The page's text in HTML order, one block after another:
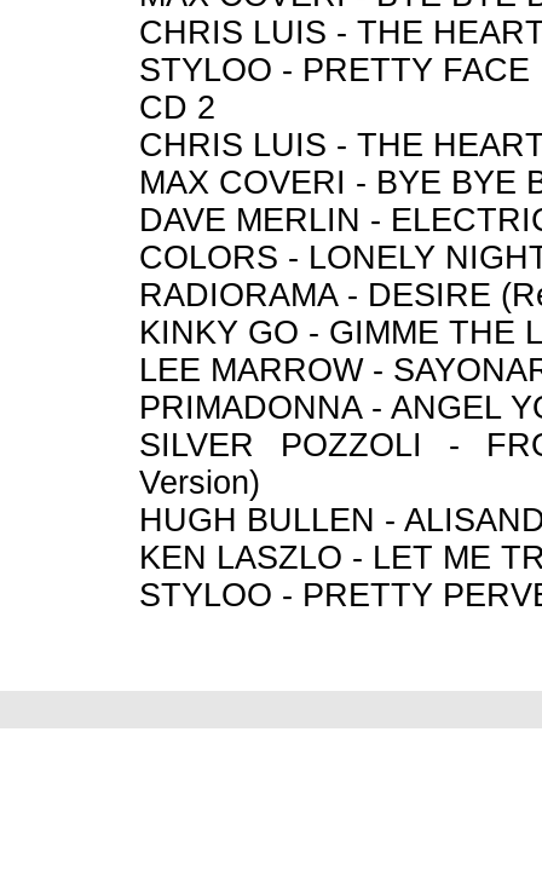
CHRIS LUIS - THE
STYLOO - PRETTY FACE
CD 2
CHRIS LUIS - THE
MAX COVERI - BYE BYE
DAVE MERLIN -
COLORS - LONELY
RADIORAMA - DESIRE
KINKY GO - GIMME THE
LEE MARROW -
PRIMADONNA - ANGEL
SILVER POZZOLI -
Version)
HUGH BULLEN -
KEN LASZLO - LET ME
STYLOO - PRETTY